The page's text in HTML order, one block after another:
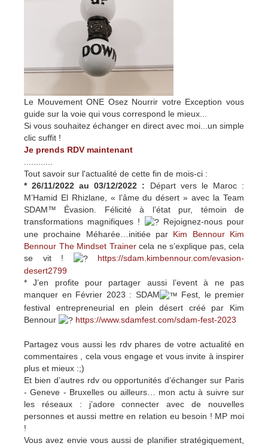
Le Mouvement ONE Osez Nourrir votre Exception vous
guide sur la voie qui vous correspond le mieux...
Si vous souhaitez échanger en direct avec moi...un simple
clic suffit !
Je prends RDV maintenant
Tout savoir sur l'actualité de cette fin de mois-ci :
* 26/11/2022 au 03/12/2022 : Départ vers le Maroc :
M’Hamid El Rhizlane, « l’âme du désert » avec la Team
SDAM™ Évasion. Félicité à l’état pur, témoin de
transformations magnifiques !
Rejoignez-nous pour
une prochaine Méharée…initiée par Kim Bennour Kim
Bennour The Mindset Trainer cela ne s’explique pas, cela
se vit !
https://sdam.kimbennour.com/evasion-
desert2799
* J’en profite pour partager aussi l’event à ne pas
manquer en Février 2023 : SDAM
Fest, le premier
festival entrepreneurial en plein désert créé par Kim
Bennour
https://www.sdamfest.com/sdam-fest-2023
Partagez vous aussi les rdv phares de votre actualité en
commentaires , cela vous engage et vous invite à inspirer
plus et mieux :;)
Et bien d’autres rdv ou opportunités d’échanger sur Paris
- Geneve - Bruxelles ou ailleurs… mon actu à suivre sur
les réseaux : j’adore connecter avec de nouvelles
personnes et aussi mettre en relation eu besoin ! MP moi
!
Vous avez envie vous aussi de planifier stratégiquement,